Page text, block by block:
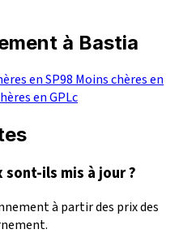
à Bastia
en SP98 Moins chères en
en GPLc
ils mis à jour ?
à partir des prix des